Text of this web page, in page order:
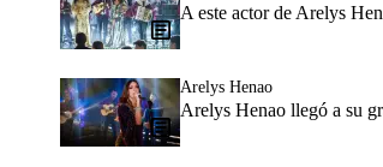
A este actor de Arelys
Arelys Henao
Arelys Henao llegó a su